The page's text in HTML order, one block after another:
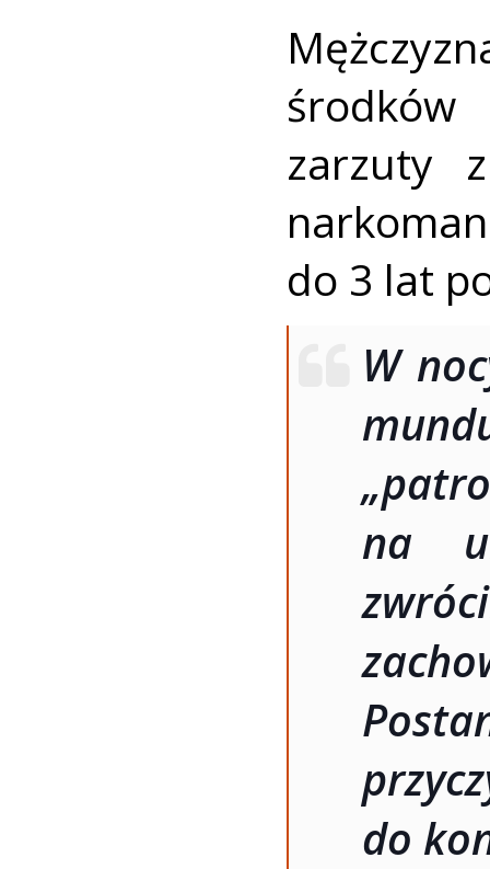
środków
zarzuty
do 3 lat
W
na
do